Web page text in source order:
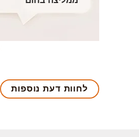
לחוות דעת נוספות